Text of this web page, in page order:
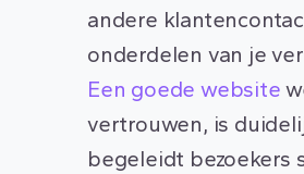
andere
onderdelen van je
Een goede website
vertrouwen, is
begeleidt bezoekers